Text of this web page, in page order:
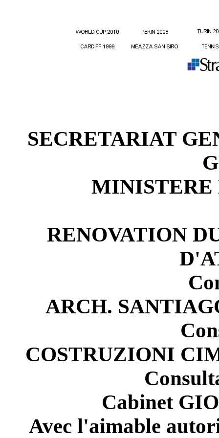
SECRETARIAT
MINISTERE
RENOVATION
ARCH.
COSTRUZIONI
Cabinet
Avec l'aimable